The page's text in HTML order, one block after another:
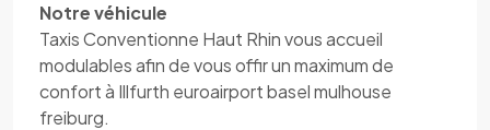
Notre véhicule
Taxis Conventionne Haut Rhin vous accueil
modulables afin de vous offir un maximum de
confort à Illfurth euroairport basel mulhouse
freiburg.